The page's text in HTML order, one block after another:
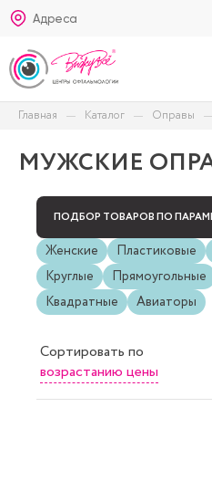
Адреса
Главная Каталог Оправы
МУЖСКИЕ
ПОДБОР ТОВАРОВ ПО
Женские Пластиковые
Круглые
Прямоугольные
Квадратные
Авиаторы
Сортировать по
возрастанию цены